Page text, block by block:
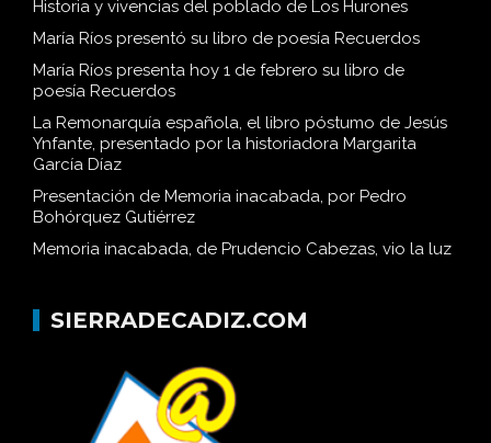
Historia y vivencias del poblado de Los Hurones
María Ríos presentó su libro de poesía Recuerdos
María Ríos presenta hoy 1 de febrero su libro de
poesía Recuerdos
La Remonarquía española, el libro póstumo de Jesús
Ynfante, presentado por la historiadora Margarita
García Díaz
Presentación de Memoria inacabada, por Pedro
Bohórquez Gutiérrez
Memoria inacabada, de Prudencio Cabezas, vio la luz
SIERRADECADIZ.COM